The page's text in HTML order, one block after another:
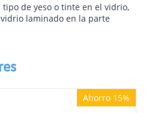
tipo de yeso o tinte en el vidrio,
laminado en la parte
Ahorro 15%